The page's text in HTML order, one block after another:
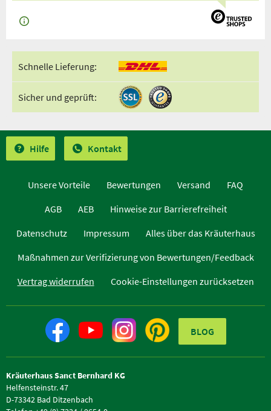
Schnelle Lieferung:
Sicher und geprüft:
Hilfe Kontakt
Unsere Vorteile Bewertungen Versand
FAQ
AGB
AEB
Hinweise zur Barrierefreiheit
Datenschutz
Impressum
Alles über das Kräuterhaus
Maßnahmen zur Verifizierung von Bewertungen/Feedback
Vertrag widerrufen
Cookie-Einstellungen zurücksetzen
BLOG
Kräuterhaus Sanct Bernhard KG
Helfensteinstr. 47
D-73342 Bad Ditzenbach